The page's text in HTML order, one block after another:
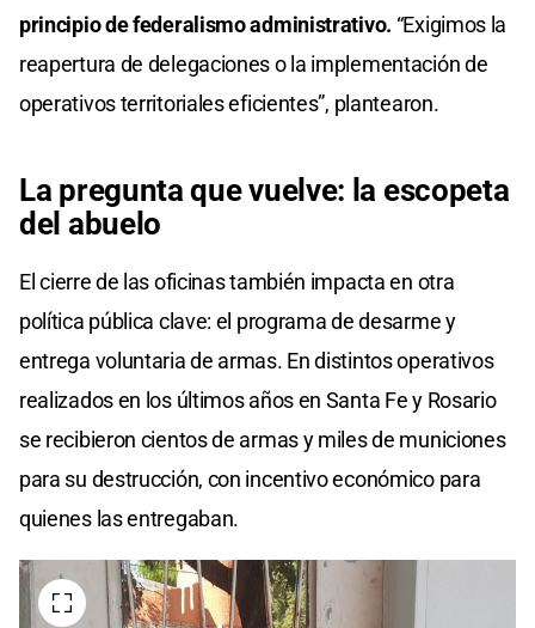
principio de federalismo administrativo. “Exigimos la
reapertura de delegaciones o la implementación de
operativos territoriales eficientes”, plantearon.
La pregunta que vuelve: la escopeta
del abuelo
El cierre de las oficinas también impacta en otra
política pública clave: el programa de desarme y
entrega voluntaria de armas. En distintos operativos
realizados en los últimos años en Santa Fe y Rosario
se recibieron cientos de armas y miles de municiones
para su destrucción, con incentivo económico para
quienes las entregaban.